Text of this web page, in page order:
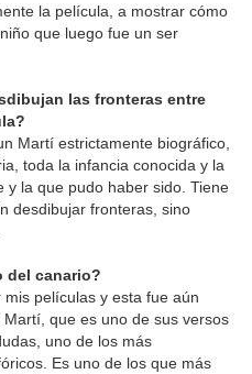
la película, a mostrar cómo
que luego fue un ser
las fronteras entre
Martí estrictamente biográfico,
toda la infancia conocida y la
y la que pudo haber sido. Tiene
desdibujar fronteras, sino
del canario?
películas y esta fue aún
que es uno de sus versos
uno de los más
Es uno de los que más